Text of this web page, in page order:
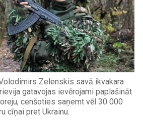
Zelenskis savā ikvakara
gatavojas ievērojami paplašināt
cenšoties saņemt vēl 30 000
cīņai pret Ukrainu.